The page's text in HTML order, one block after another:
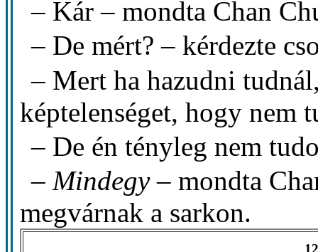
– Kár – mondta Chan
– De mért? – kérdezte
– Mert ha hazudni
képtelenséget, hogy nem
– De én tényleg nem
–Mindegy– mondta
megvárnak a sarkon.